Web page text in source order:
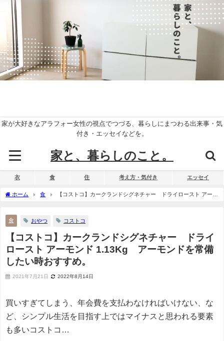
家が大好きなアラフォー女性の視点でつづる、暮らしにまつわる出来事・気
付き・エッセイなどを。
家と、暮らしのこと。
衣 食 住 考え方・気付き エッセイ
ホーム 食
【コストコ】カークランドシグネチャー ドライロースト アーモ
食 おやつ コストコ
【コストコ】カークランドシグネチャー ドライ
ロースト アーモンド 1.13Kg アーモンドを常備
したい時おすすめ。
2021年7月21日 2022年8月14日
買いすぎてしまう、 年会費を支払わなければいけない、な
ど、
シンプル生活を目指す上ではマイナスと思われる要素
も多いコストコ…